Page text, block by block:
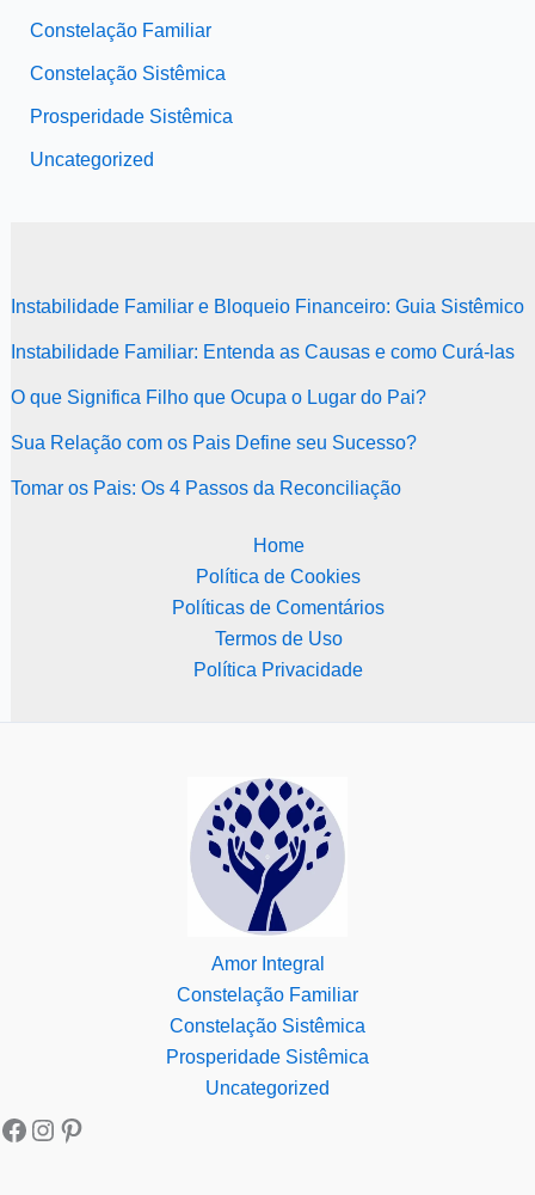
Constelação Familiar
Constelação Sistêmica
Prosperidade Sistêmica
Uncategorized
Instabilidade Familiar e Bloqueio Financeiro: Guia Sistêmico
Instabilidade Familiar: Entenda as Causas e como Curá-las
O que Significa Filho que Ocupa o Lugar do Pai?
Sua Relação com os Pais Define seu Sucesso?
Tomar os Pais: Os 4 Passos da Reconciliação
Home
Política de Cookies
Políticas de Comentários
Termos de Uso
Política Privacidade
Amor Integral
Constelação Familiar
Constelação Sistêmica
Prosperidade Sistêmica
Uncategorized